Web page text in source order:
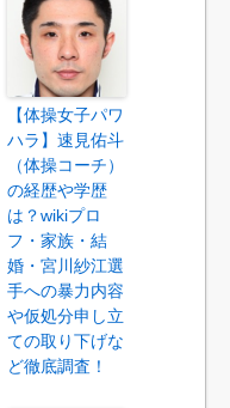
【体操女子パワ
ハラ】速見佑斗
（体操コーチ）
の経歴や学歴
は？wikiプロ
フ・家族・結
婚・宮川紗江選
手への暴力内容
や仮処分申し立
ての取り下げな
ど徹底調査！